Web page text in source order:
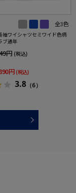
全3色
袖ワイシャツセミワイド色柄
ブ通年
円 (税込)
円 (税込)
3.8 （6）